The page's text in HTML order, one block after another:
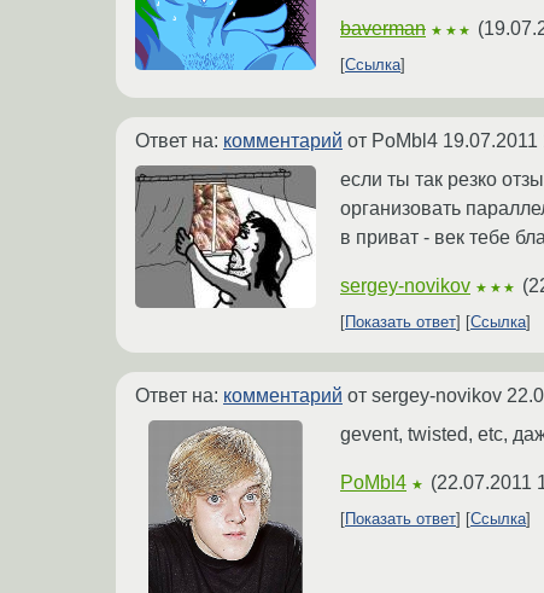
baverman ★★★ (
Ссылка
Ответ на: комментарий от PoMbl4 19.07.2011
если ты так резко
организовать
в приват - век тебе
sergey-novikov ★★★ (
Показать ответ
Ссылка
Ответ на: комментарий от sergey-novikov
gevent, twisted, etc,
PoMbl4 ★ (22.07.2011
Показать ответ Ссылка